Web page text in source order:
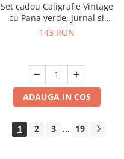
Set cadou Caligrafie Vintage
cu Pana verde, Jurnal si
Suport pentru stilou, 9 piese
143 RON
ADAUGA IN COS
1 2 3 ... 19